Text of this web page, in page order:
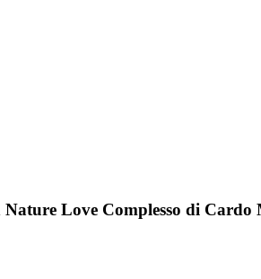
Nature Love Complesso di Cardo